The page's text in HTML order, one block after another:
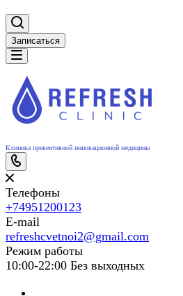
Записаться
Клиника превентивной инновационной медицины
Телефоны
+74951200123
E-mail
refreshcvetnoi2@gmail.com
Режим работы
10:00-22:00 Без выходных